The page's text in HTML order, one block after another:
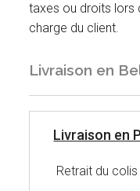
taxes ou droits lors
charge du client.
Livraison en
Livraison en
Retrait du colis